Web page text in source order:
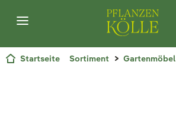
Startseite Sortiment Gartenmöbel